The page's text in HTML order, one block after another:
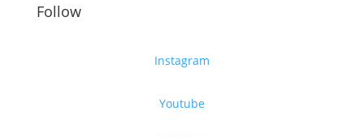
Follow
Instagram
Youtube